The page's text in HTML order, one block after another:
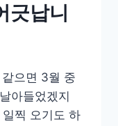
긋납니
으면 3월 중
아들었겠지
찍 오기도 하